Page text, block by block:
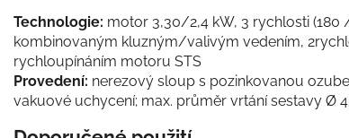
Technologie: motor 3,30/2,4 kW, 3 rychlosti (180
kombinovaným kluzným/valivým vedením,
rychloupínáním motoru STS
Provedení: nerezový sloup s pozinkovanou
vakuové uchycení; max. průměr vrtání sestavy Ø